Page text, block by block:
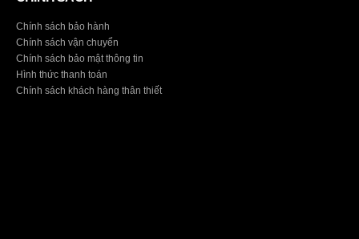
Chính sách bảo hành
Chính sách vận chuyển
Chính sách bảo mật thông tin
Hình thức thanh toán
Chính sách khách hàng thân thiết